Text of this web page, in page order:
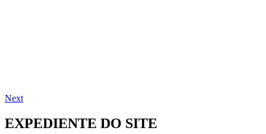
Next
EXPEDIENTE DO SITE